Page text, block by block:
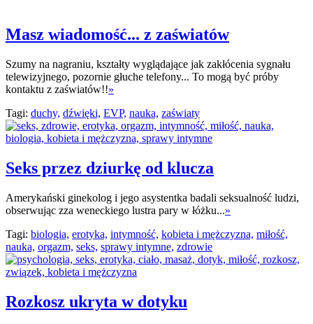
Masz wiadomość... z zaświatów
Szumy na nagraniu, kształty wyglądające jak zakłócenia sygnału
telewizyjnego, pozornie głuche telefony... To mogą być próby
kontaktu z zaświatów!!»
Tagi: duchy, dźwięki, EVP, nauka, zaświaty
Seks przez dziurkę od klucza
Amerykański ginekolog i jego asystentka badali seksualność ludzi,
obserwując zza weneckiego lustra pary w łóżku...»
Tagi: biologia, erotyka, intymność, kobieta i mężczyzna, miłość,
nauka, orgazm, seks, sprawy intymne, zdrowie
Rozkosz ukryta w dotyku